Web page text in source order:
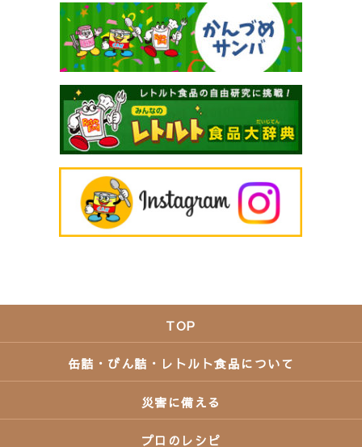
TOP
缶詰・びん詰・レトルト食品について
災害に備える
プロのレシピ